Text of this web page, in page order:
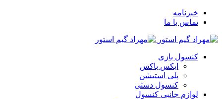
خبرنامه
تماس با ما
کنسول بازی
ایکس باکس
پلی استیشن
کنسول دستی
لوازم جانبی کنسول